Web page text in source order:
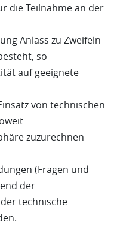
die Teilnahme an der
Anlass zu Zweifeln
so
auf geeignete
von technischen
zuzurechnen
(Fragen und
der
technische